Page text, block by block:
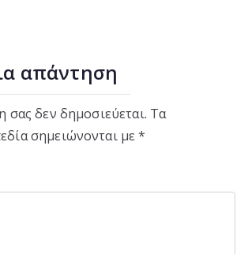
απάντηση
σας δεν δημοσιεύεται. Τα
σημειώνονται με*